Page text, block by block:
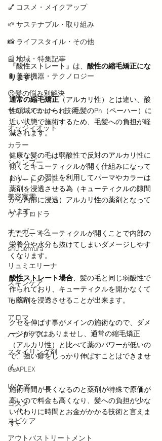
💅 コスメ・メイクアップ
🌱 サステナブル・取り組み
📸 ライフスタイル・その他
📰 地域・特集記事
🔋 美容機器・テクノロジー
😣髪の悩み別解決
サロンメニュー・技術
オッジィオット
カラー
シャンプー
トリートメント
美容家電
ヴィラロドラ
オーガニック
shu uemura
リュミエリーナ
スキンケア
THROW
アロマ
ハンドケア
スタイリング剤
OLAPLEX
UVケア
コスメ
スピケア
アウトバストリートメント
『酸性ストレート』は、 酸性の縮毛矯正にな
ります。
通常の縮毛矯正 （アルカリ性）とは違い、酸
性領域でかけられ、毛髪のPh（ペーハー）に
近い状態で施術するため、毛髪への負担が軽
減されます。
健康な髪の毛は弱酸性で反対のアルカリ性に
傾くとキューティクルが開く仕組みになって
おり、この習性を利用してパーマやカラーは
薬剤を浸透させる為（キューティクルの隙間
から内部に浸透）アルカリ性の薬剤となって
います。
ただし、キューティクルが開くことで内部の
栄養分や水分も抜けてしまいダメージしやす
くなります。
酸性ストレート場合、髪の毛と同じ弱酸性で
作られており、キューティクルを開かなくて
も薬剤を浸透させることが出来ます。
クセを伸ばす事がメインの施術なので、ダメ
ージが0ではありませし、通常の縮毛矯正
（アルカリ性）と比べて薬のパワーが低いの
で、強い癖をしっかり伸ばすことはできませ
ん。
施術時間が長くなるのと薬剤が特殊で原価が
高いので料金も高くなり、髪への負担が少な
い代わりに時間とお金がかかる技術と言えま
す。